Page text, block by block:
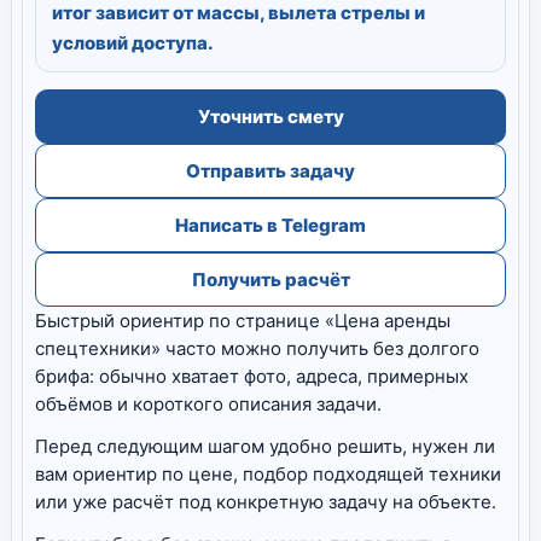
итог зависит от массы, вылета стрелы и
условий доступа.
Уточнить смету
Отправить задачу
Написать в Telegram
Получить расчёт
Быстрый ориентир по странице «Цена аренды
спецтехники» часто можно получить без долгого
брифа: обычно хватает фото, адреса, примерных
объёмов и короткого описания задачи.
Перед следующим шагом удобно решить, нужен ли
вам ориентир по цене, подбор подходящей техники
или уже расчёт под конкретную задачу на объекте.